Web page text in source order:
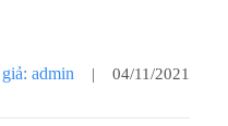
admin | 04/11/2021